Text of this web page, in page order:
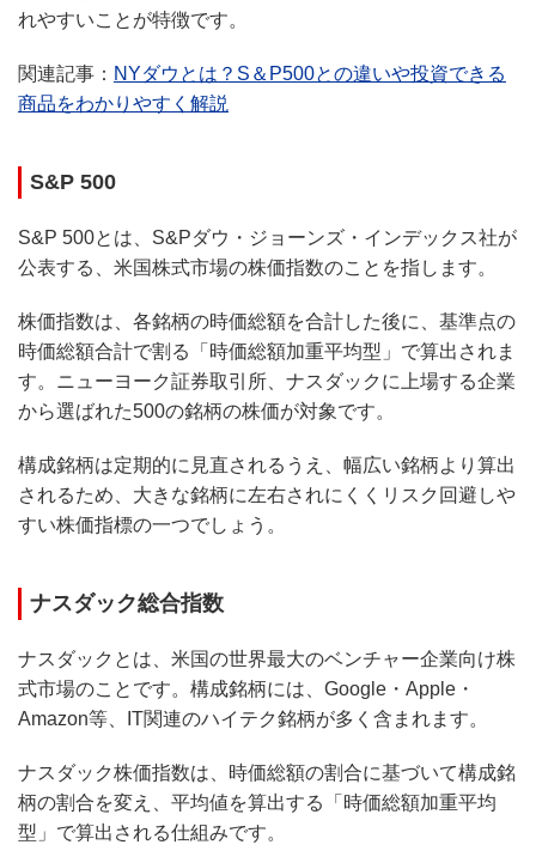
れやすいことが特徴です。
関連記事： NYダウとは？S＆P500との違いや投資できる
商品をわかりやすく解説
S&P 500
S&P 500とは、S&Pダウ・ジョーンズ・インデックス社が
公表する、米国株式市場の株価指数のことを指します。
株価指数は、各銘柄の時価総額を合計した後に、基準点の
時価総額合計で割る「時価総額加重平均型」で算出されま
す。ニューヨーク証券取引所、ナスダックに上場する企業
から選ばれた500の銘柄の株価が対象です。
構成銘柄は定期的に見直されるうえ、幅広い銘柄より算出
されるため、大きな銘柄に左右されにくくリスク回避しや
すい株価指標の一つでしょう。
ナスダック総合指数
ナスダックとは、米国の世界最大のベンチャー企業向け株
式市場のことです。構成銘柄には、Google・Apple・
Amazon等、IT関連のハイテク銘柄が多く含まれます。
ナスダック株価指数は、時価総額の割合に基づいて構成銘
柄の割合を変え、平均値を算出する「時価総額加重平均
型」で算出される仕組みです。